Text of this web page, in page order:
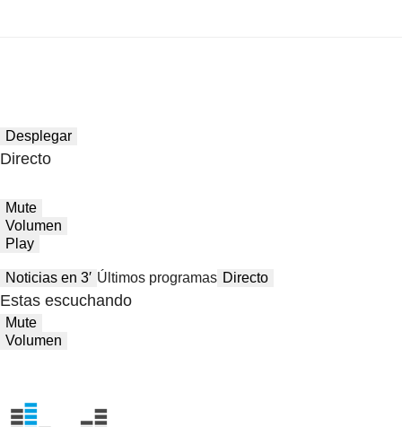
Desplegar
Directo
Mute
Volumen
Play
Noticias en 3′ Últimos programas Directo
Estas escuchando
Mute
Volumen